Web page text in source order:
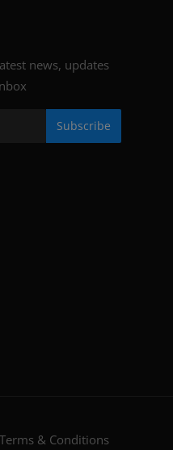
news, updates
Subscribe
Terms & Conditions